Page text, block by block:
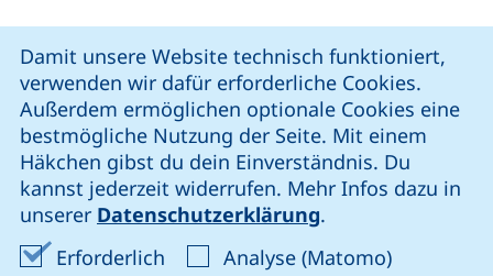
Damit unsere Website technisch funktioniert,
verwenden wir dafür erforderliche Cookies.
Außerdem ermöglichen optionale Cookies eine
bestmögliche Nutzung der Seite. Mit einem
Häkchen gibst du dein Einverständnis. Du
kannst jederzeit widerrufen. Mehr Infos dazu in
unserer Datenschutzerklärung.
Erforderlich Erforderliche Cookies akzeptieren
Analyse (Matomo)Analyse-
unsere Facebook-Seite (externer Link, öffnet neues
unsere LinkedIn-Seite (externer Link, öffnet
unsere Instagram-Seite (externer Link,
unsere YouTube-Seite (externer
Cookie-Einstellungen
Impressum
Datenschutz